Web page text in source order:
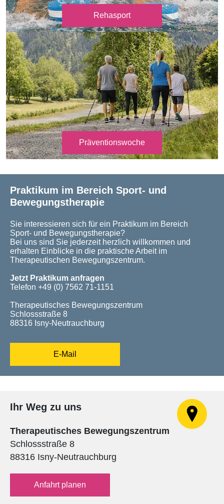
Rehasport
Präventionswoche
Praktikum im Bereich Sport- und
Bewegungstherapie
Sie interessieren sich für ein Praktikum im Bereich
Sport- und Bewegungstherapie?
Bei uns sind Sie jederzeit herzlich willkommen und
erhalten Einblicke in die praktische Arbeit im
Therapeutischen Bewegungszentrum.
Jetzt Praktikum anfragen
Telefon +49 (0) 7562 71-1151
Therapeutisches Bewegungszentrum
Schlossstraße 8
88316 Isny-Neutrauchburg
E-Mail
Ihr Weg zu uns
Therapeutisches Bewegungszentrum
Schlossstraße 8
88316 Isny-Neutrauchburg
Anfahrt planen